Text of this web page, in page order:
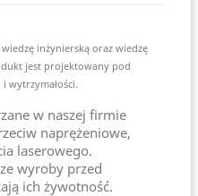
inżynierską oraz wiedzę
jest projektowany pod
wytrzymałości.
w naszej firmie
naprężeniowe,
laserowego.
wyroby przed
ich żywotność.